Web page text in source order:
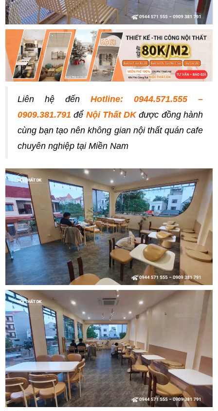
Liên hệ đến Hotline: 0944.571.555 –
0909.381.791 để Nội Thất DKđược đồng hành
cùng bạn tạo nên không gian nội thất quán cafe
chuyên nghiệp tại Miền Nam